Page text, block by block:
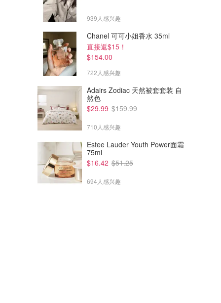
939人感兴趣
Chanel 可可小姐香水 35ml
直接返$15！
$154.00
722人感兴趣
Adairs Zodiac 天然被套套装 自
然色
$29.99 $159.99
710人感兴趣
Estee Lauder Youth Power面霜
75ml
$16.42 $51.25
694人感兴趣